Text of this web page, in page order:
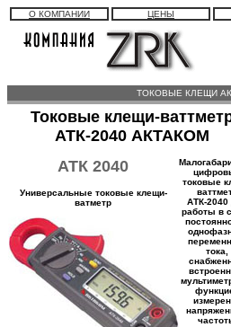
О КОМПАНИИ ЦЕНЫ
ТОКОВЫЕ КЛЕЩИ
Токовые клещи-
АТК-2040 АКТАКОМ
АТК 2040
Универсальные токовые клещи-
ватметр
токовые
АТК-2040
работы в
тока,